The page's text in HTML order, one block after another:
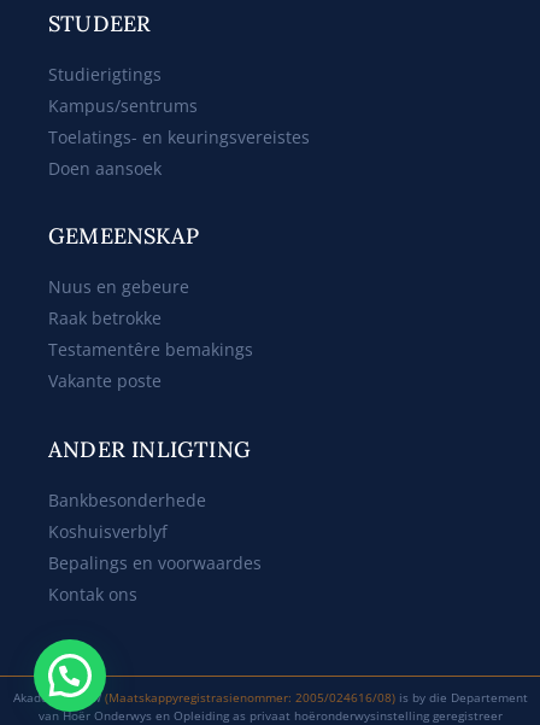
STUDEER
Studierigtings
Kampus/sentrums
Toelatings- en keuringsvereistes
Doen aansoek
GEMEENSKAP
Nuus en gebeure
Raak betrokke
Testamentêre bemakings
Vakante poste
ANDER INLIGTING
Bankbesonderhede
Koshuisverblyf
Bepalings en voorwaardes
Kontak ons
Akademia MSW(Maatskappyregistrasienommer: 2005/024616/08)is by die Departement
van Hoër Onderwys en Opleiding as privaat hoëronderwysinstelling geregistreer